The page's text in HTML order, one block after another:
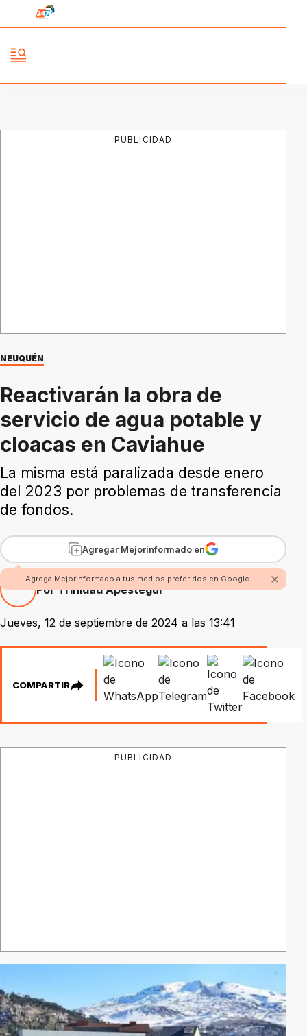
PUBLICIDAD
NEUQUÉN
Reactivarán la obra de
servicio de agua potable y
cloacas en Caviahue
La misma está paralizada desde enero
del 2023 por problemas de transferencia
de fondos.
Agregar Mejorinformado en
Agrega Mejorinformado a tus medios preferidos en Google
Por Trinidad Apestegui
Jueves, 12 de septiembre de 2024 a las 13:41
COMPARTIR
PUBLICIDAD